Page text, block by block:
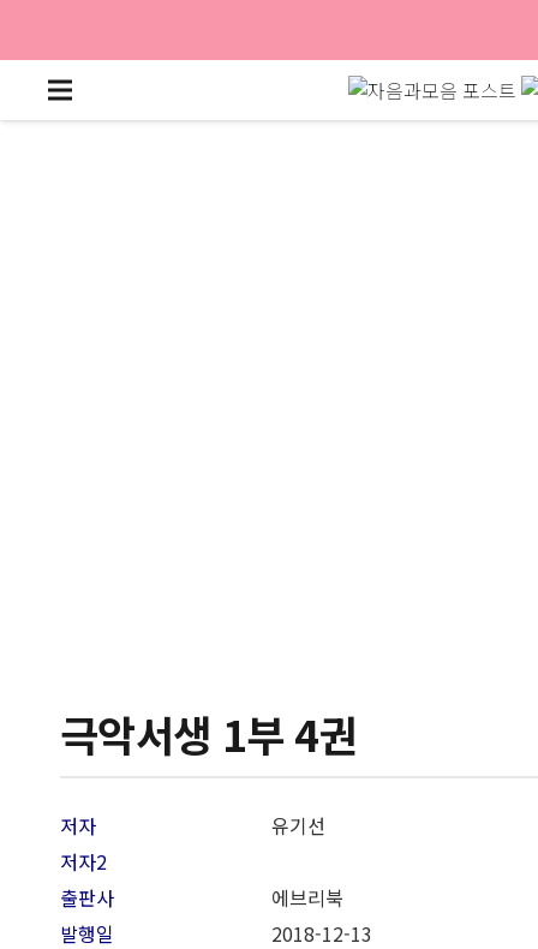
극악서생 1부 4권
저자
유기선
저자2
출판사
에브리북
발행일
2018-12-13